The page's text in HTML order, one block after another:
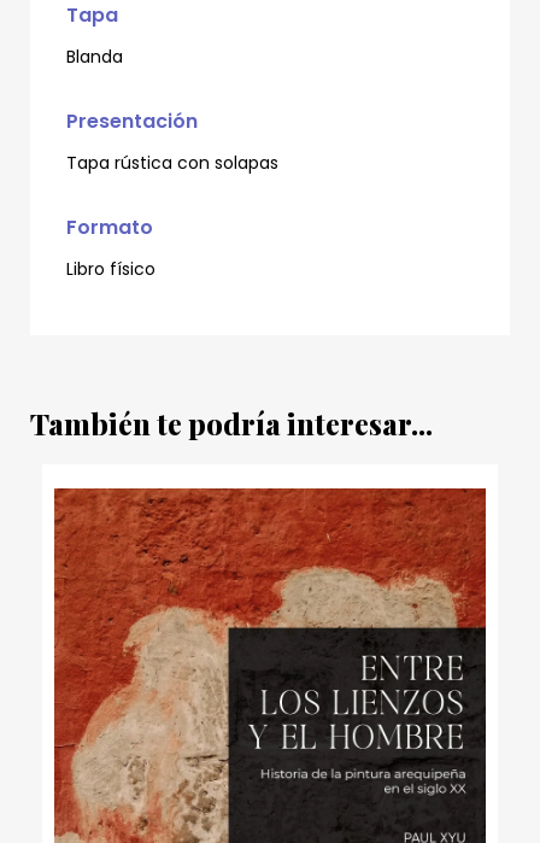
Tapa
Blanda
Presentación
Tapa rústica con solapas
Formato
Libro físico
También te podría interesar...